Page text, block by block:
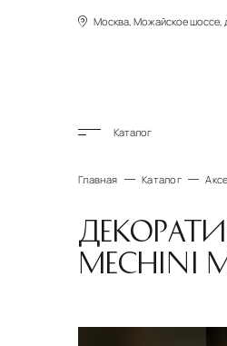
Москва, Можайское шоссе,
Каталог
Главная Каталог
MECHINI